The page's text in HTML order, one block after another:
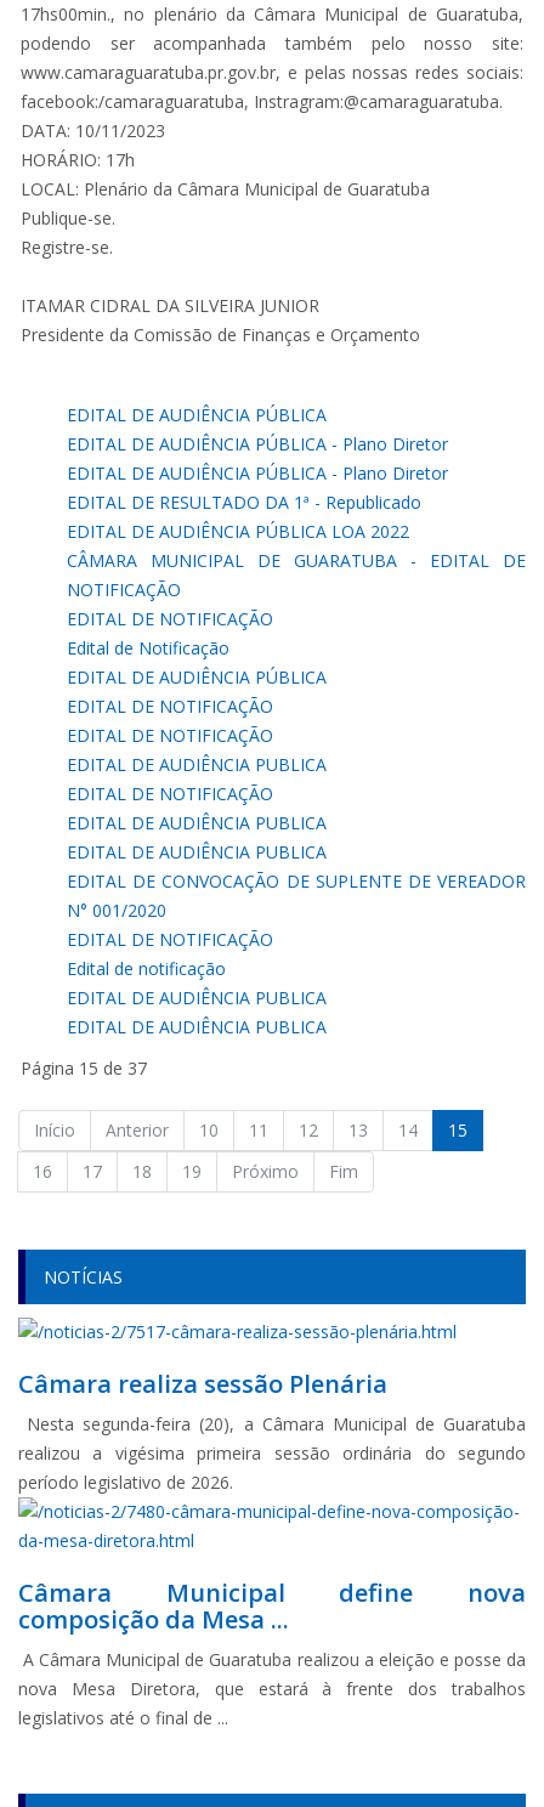
17hs00min., no plenário da Câmara Municipal de Guaratuba,
podendo ser acompanhada também pelo nosso site:
www.camaraguaratuba.pr.gov.br, e pelas nossas redes sociais:
facebook:/camaraguaratuba, Instragram:@camaraguaratuba.
DATA: 10/11/2023
HORÁRIO: 17h
LOCAL: Plenário da Câmara Municipal de Guaratuba
Publique-se.
Registre-se.
ITAMAR CIDRAL DA SILVEIRA JUNIOR
Presidente da Comissão de Finanças e Orçamento
EDITAL DE AUDIÊNCIA PÚBLICA
EDITAL DE AUDIÊNCIA PÚBLICA - Plano Diretor
EDITAL DE AUDIÊNCIA PÚBLICA - Plano Diretor
EDITAL DE RESULTADO DA 1ª - Republicado
EDITAL DE AUDIÊNCIA PÚBLICA LOA 2022
CÂMARA MUNICIPAL DE GUARATUBA - EDITAL DE
NOTIFICAÇÃO
EDITAL DE NOTIFICAÇÃO
Edital de Notificação
EDITAL DE AUDIÊNCIA PÚBLICA
EDITAL DE NOTIFICAÇÃO
EDITAL DE NOTIFICAÇÃO
EDITAL DE AUDIÊNCIA PUBLICA
EDITAL DE NOTIFICAÇÃO
EDITAL DE AUDIÊNCIA PUBLICA
EDITAL DE AUDIÊNCIA PUBLICA
EDITAL DE CONVOCAÇÃO DE SUPLENTE DE VEREADOR
N° 001/2020
EDITAL DE NOTIFICAÇÃO
Edital de notificação
EDITAL DE AUDIÊNCIA PUBLICA
EDITAL DE AUDIÊNCIA PUBLICA
Página 15 de 37
Início Anterior 10 11 12 13 14
15
16
17 18 19 Próximo Fim
NOTÍCIAS
Câmara realiza sessão Plenária
Nesta segunda-feira (20), a Câmara Municipal de Guaratuba
realizou a vigésima primeira sessão ordinária do segundo
período legislativo de 2026.
Câmara Municipal define nova
composição da Mesa ...
A Câmara Municipal de Guaratuba realizou a eleição e posse da
nova Mesa Diretora, que estará à frente dos trabalhos
legislativos até o final de ...